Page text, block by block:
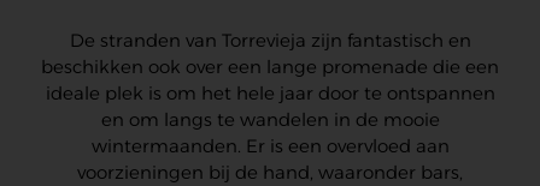
De stranden van Torrevieja zijn fantastisch en
beschikken ook over een lange promenade die een
ideale plek is om het hele jaar door te ontspannen
en om langs te wandelen in de mooie
wintermaanden. Er is een overvloed aan
voorzieningen bij de hand, waaronder bars,